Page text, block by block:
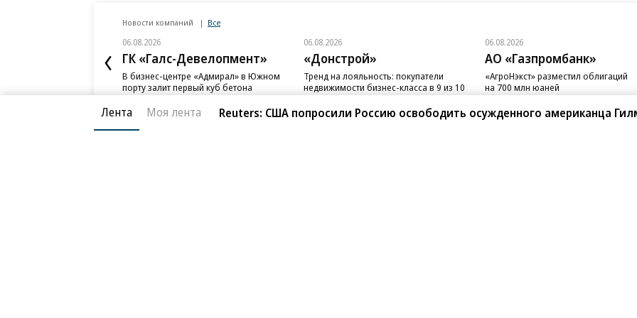
Новости компаний Все
06.08.2026
ГК «Галс-Девелопмент»
В бизнес-центре «Адмирал» в Южном
порту залит первый куб бетона
06.08.2026
«Донстрой»
Тренд на лояльность: покупатели
недвижимости бизнес-класса в 9 из 10
случаев остаются в сегменте
06.08.2026
АО «Газпромбанк»
«АгроНэкст» разместил облигаций
на 700 млн юаней
Лента Моя лента Reuters: США попросили Россию освободить осужденного американца